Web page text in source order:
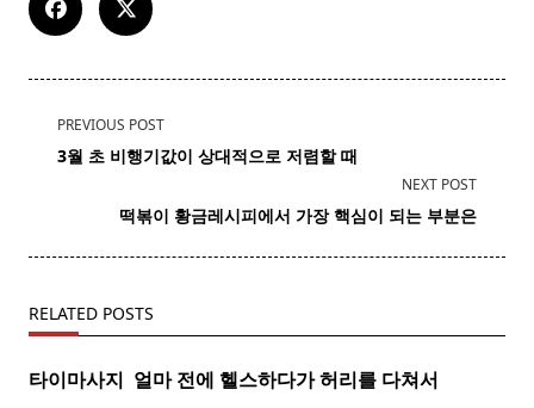
<span
class="nav-
text">Page</span>
PREVIOUS POST
3월 초 비행기값이 상대적으로 저렴할 때
NEXT POST
떡볶이 황금레시피에서 가장 핵심이 되는 부분은
RELATED POSTS
타이마사지 ​ 얼마 전에 헬스하다가 허리를 다쳐서